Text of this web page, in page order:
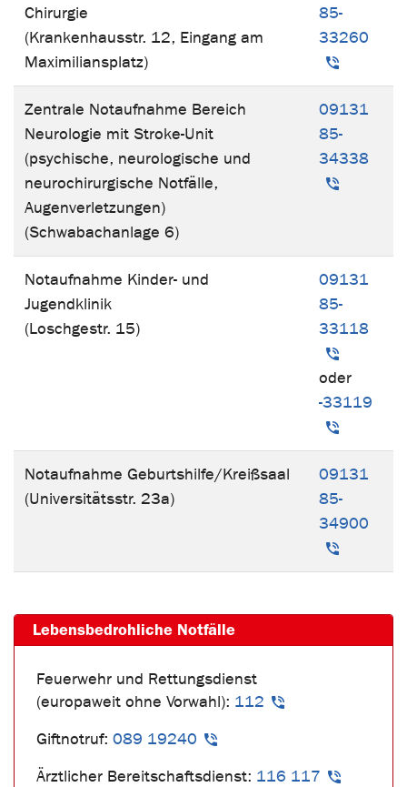
Chirurgie
(Krankenhausstr. 12, Eingang am
Maximiliansplatz)
85-
33260
Zentrale Notaufnahme Bereich
Neurologie mit Stroke-Unit
(psychische, neurologische und
neurochirurgische Notfälle,
Augenverletzungen)
(Schwabachanlage 6)
09131
85-
34338
Notaufnahme Kinder- und
Jugendklinik
(Loschgestr. 15)
09131
85-
33118
oder
-33119
Notaufnahme Geburtshilfe/Kreißsaal
(Universitätsstr. 23a)
09131
85-
34900
Lebensbedrohliche Notfälle
Feuerwehr und Rettungsdienst
(europaweit ohne Vorwahl): 112
Giftnotruf: 089 19240
Ärztlicher Bereitschaftsdienst: 116 117